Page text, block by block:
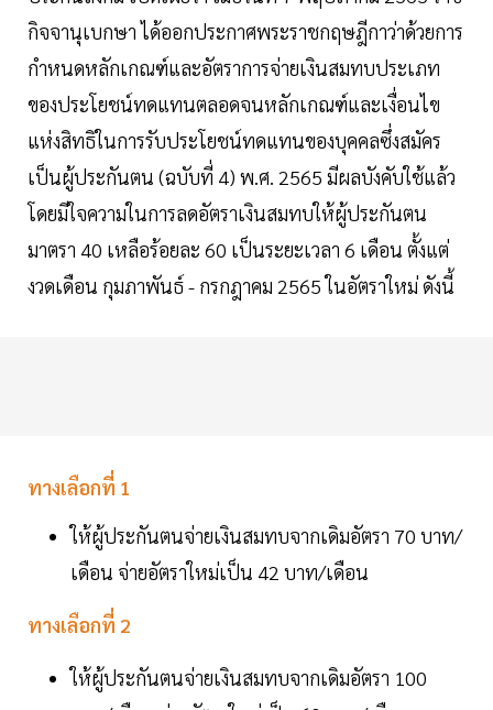
กิจจานุเบกษา ได้ออกประกาศพระราชกฤษฎีกาว่าด้วยการ
กำหนดหลักเกณฑ์และอัตราการจ่ายเงินสมทบประเภท
ของประโยชน์ทดแทนตลอดจนหลักเกณฑ์และเงื่อนไข
แห่งสิทธิในการรับประโยชน์ทดแทนของบุคคลซึ่งสมัคร
เป็นผู้ประกันตน (ฉบับที่ 4) พ.ศ. 2565 มีผลบังคับใช้แล้ว
โดยมีใจความในการลดอัตราเงินสมทบให้ผู้ประกันตน
มาตรา 40 เหลือร้อยละ 60 เป็นระยะเวลา 6 เดือน ตั้งแต่
งวดเดือน กุมภาพันธ์ - กรกฎาคม 2565 ในอัตราใหม่ ดังนี้
ทางเลือกที่ 1
ให้ผู้ประกันตนจ่ายเงินสมทบจากเดิมอัตรา 70 บาท/
เดือน จ่ายอัตราใหม่เป็น 42 บาท/เดือน
ทางเลือกที่ 2
ให้ผู้ประกันตนจ่ายเงินสมทบจากเดิมอัตรา 100